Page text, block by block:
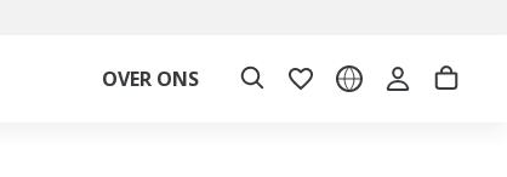
OVER ONS